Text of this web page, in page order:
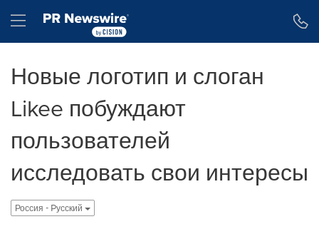
Hamburger menu
Новые логотип и слоган
Likee побуждают
пользователей
исследовать свои интересы
Россия - Pусский